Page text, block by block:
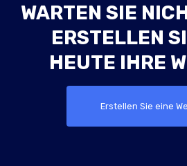
WARTEN SIE
ERSTELLEN
HEUTE IHRE
Erstellen Sie eine